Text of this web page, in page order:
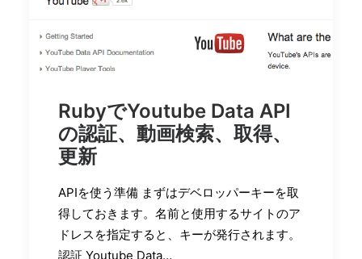
RubyでYoutube Data API
の認証、動画検索、取得、
更新
APIを使う準備 まずはデベロッパーキーを取
得しておきます。名前と使用するサイトのア
ドレスを指定すると、キーが発行されます。
認証 Youtube Data…